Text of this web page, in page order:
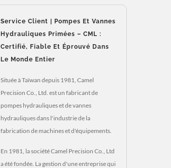
Service Client | Pompes Et Vannes
Hydrauliques Primées – CML :
Certifié, Fiable Et Éprouvé Dans
Le Monde Entier
Située à Taïwan depuis 1981, Camel
Precision Co., Ltd. est un fabricant de
pompes hydrauliques et de vannes
hydrauliques dans l'industrie de la
fabrication de machines et d'équipements.
En 1981, la société Camel Precision Co., Ltd
a été fondée. La gestion d'une entreprise qui